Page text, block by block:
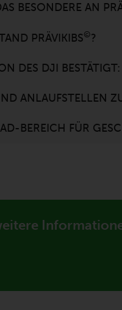
BESONDERE AN
PRÄVIKIBS©?
DES DJI BESTÄTIGT:
ANLAUFSTELLEN
BEREICH FÜR